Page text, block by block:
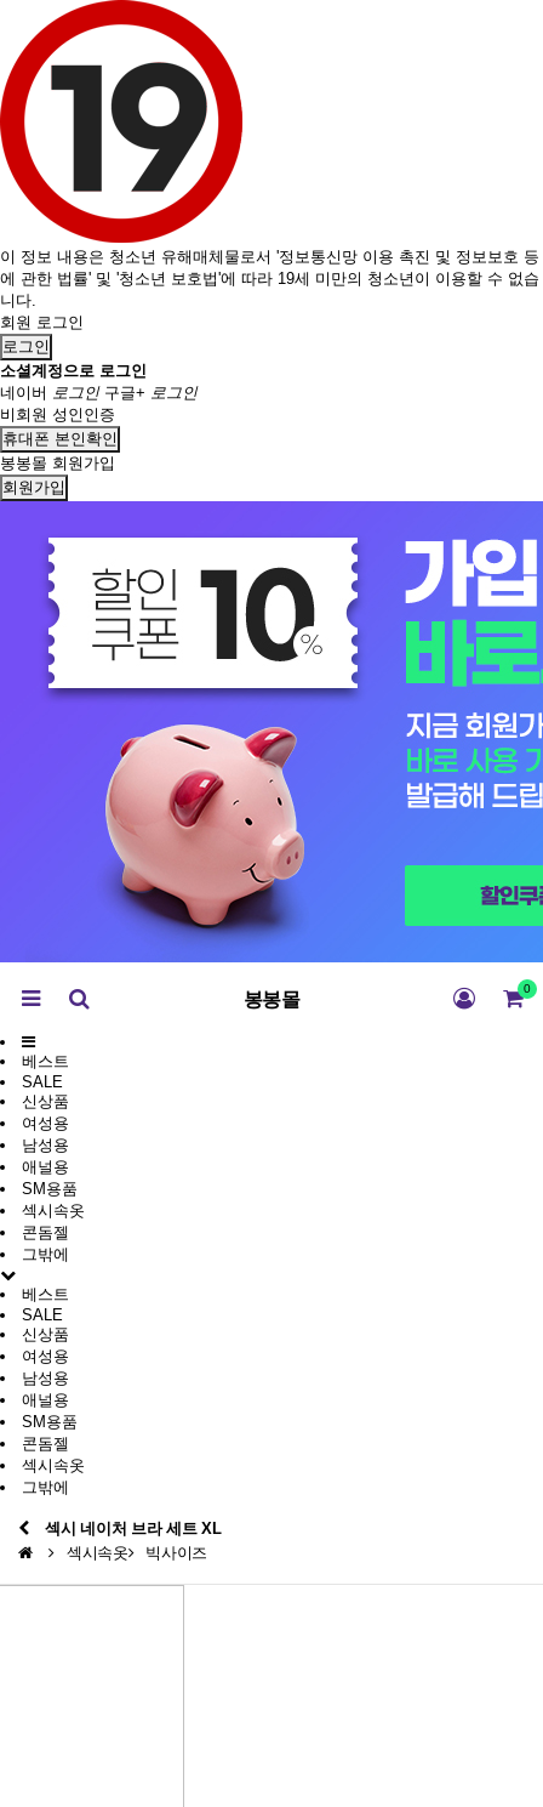
이 정보 내용은 청소년 유해매체물로서 '정보통신망 이용 촉진 및 정보보호 등
에 관한 법률' 및 '청소년 보호법'에 따라 19세 미만의 청소년이 이용할 수 없습
니다.
회원 로그인
로그인
소셜계정으로 로그인
네이버 로그인 구글+ 로그인
비회원 성인인증
휴대폰 본인확인
봉봉몰 회원가입
회원가입
봉봉몰 0
베스트
SALE
신상품
여성용
남성용
애널용
SM용품
섹시속옷
콘돔젤
그밖에
베스트
SALE
신상품
여성용
남성용
애널용
SM용품
콘돔젤
섹시속옷
그밖에
섹시 네이처 브라 세트 XL
섹시속옷
빅사이즈